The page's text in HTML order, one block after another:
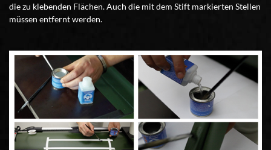
die zu klebenden Flächen. Auch die mit dem Stift markierten Stellen
müssen entfernt werden.